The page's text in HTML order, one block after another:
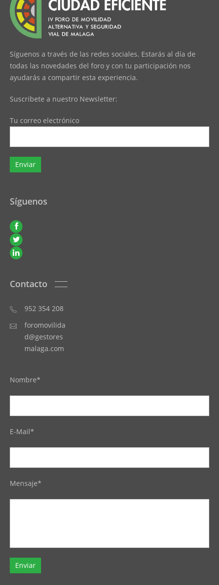
Síguenos a través de las redes sociales. Estarás al día de
todas las novedades del foro y con tu participación nos
ayudarás a compartir esta experiencia.
Suscribete a nuestro Newsletter:
Tu correo electrónico
Síguenos
Contacto
952 354 208
foromovilida
d@gestores
malaga.com
Nombre*
E-Mail*
Mensaje*